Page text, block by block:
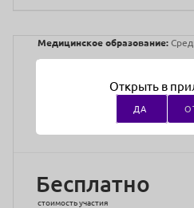
Медицинское образование:
Преподаватели:Никуличева
Врач-дерматовенеролог,
специалист ООО «Эстэком» по
Бесплатно
стоимость участия
Открыть в
ДА